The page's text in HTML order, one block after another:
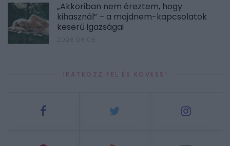
„Akkoriban nem éreztem, hogy
kihasznál” – a majdnem-kapcsolatok
keserű igazságai
IRATKOZZ FEL ÉS KÖVESS!